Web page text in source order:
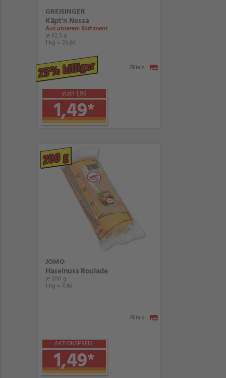
GREISINGER
Käpt'n Nossa
Aus unserem Sortiment
je 62,5 g
1 kg = 23,84
25% billiger
statt 1,99
1,49*
Filiale
200 g
JOMO
Haselnuss Roulade
je 200 g
1 kg = 7,45
AKTIONSPREIS!
1,49*
Filiale